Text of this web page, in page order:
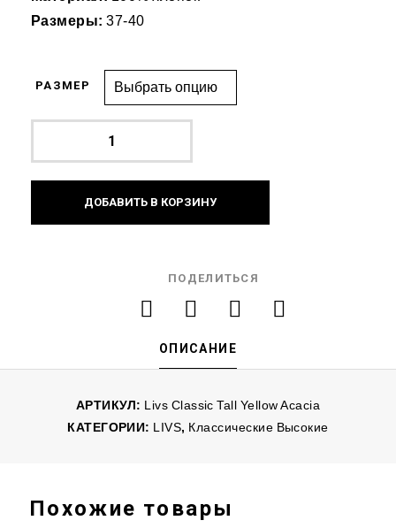
Размеры: 37-40
РАЗМЕР
ДОБАВИТЬ В КОРЗИНУ
ПОДЕЛИТЬСЯ
ОПИСАНИЕ
АРТИКУЛ: Livs Classic Tall Yellow Acacia
КАТЕГОРИИ: LIVS, Классические Высокие
Похожие товары